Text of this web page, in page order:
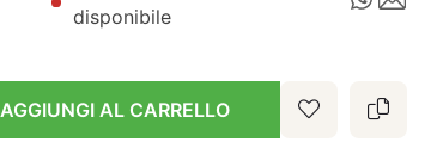
disponibile
AGGIUNGI AL CARRELLO